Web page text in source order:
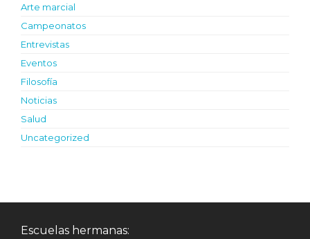
Arte marcial
Campeonatos
Entrevistas
Eventos
Filosofía
Noticias
Salud
Uncategorized
Escuelas hermanas: